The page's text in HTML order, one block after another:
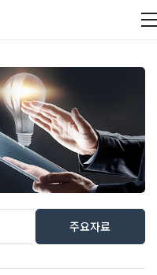
주요자료